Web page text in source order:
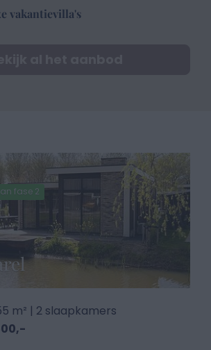
vakantievilla's
fase 2
m² | 2 slaapkamers